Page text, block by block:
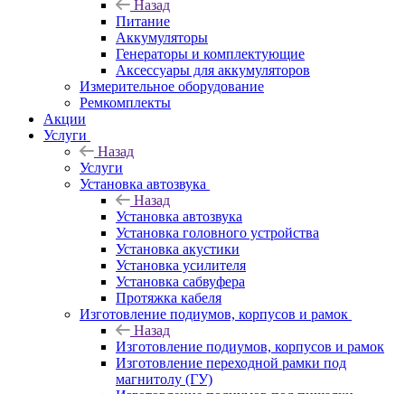
Назад
Питание
Аккумуляторы
Генераторы и комплектующие
Аксессуары для аккумуляторов
Измерительное оборудование
Ремкомплекты
Акции
Услуги
Назад
Услуги
Установка автозвука
Назад
Установка автозвука
Установка головного устройства
Установка акустики
Установка усилителя
Установка сабвуфера
Протяжка кабеля
Изготовление подиумов, корпусов и рамок
Назад
Изготовление подиумов, корпусов и рамок
Изготовление переходной рамки под
магнитолу (ГУ)